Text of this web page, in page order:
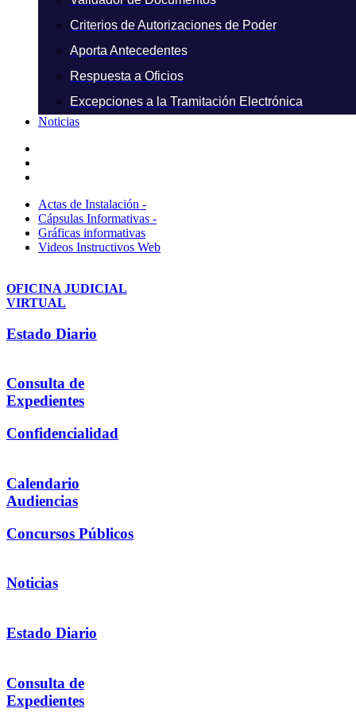
Criterios de Autorizaciones de Poder
Aporta Antecedentes
Respuesta a Oficios
Excepciones a la Tramitación Electrónica
Noticias
Actas de Instalación -
Cápsulas Informativas -
Gráficas informativas
Videos Instructivos Web
OFICINA JUDICIAL
VIRTUAL
Estado Diario
Consulta de
Expedientes
Confidencialidad
Calendario
Audiencias
Concursos Públicos
Noticias
Estado Diario
Consulta de
Expedientes